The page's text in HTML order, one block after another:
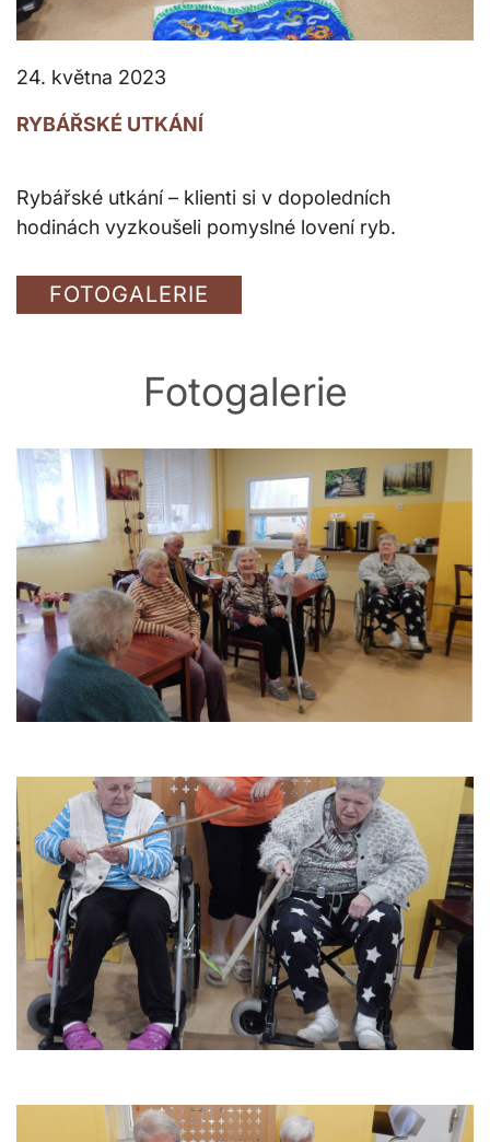
24. května 2023
RYBÁŘSKÉ UTKÁNÍ
Rybářské utkání – klienti si v dopoledních
hodinách vyzkoušeli pomyslné lovení ryb.
FOTOGALERIE
Fotogalerie